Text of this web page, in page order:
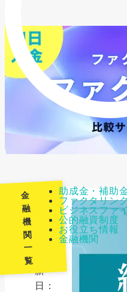
助成金・補助
ファクタリン
ビジネスファ
公的融資制度
お役立ち情報
金融機関
金
融
機
関
一
覧
新
日：